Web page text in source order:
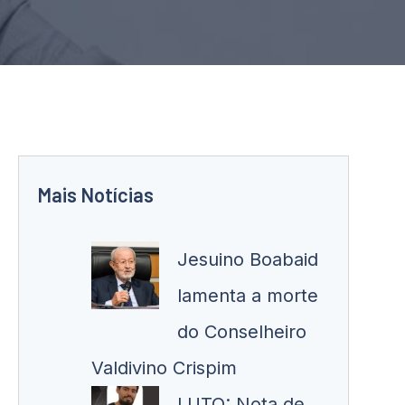
Mais Notícias
Jesuino Boabaid
lamenta a morte
do Conselheiro
Valdivino Crispim